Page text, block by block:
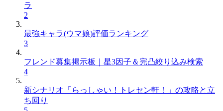
ラ
2
最強キャラ(ウマ娘)評価ランキング
3
フレンド募集掲示板｜星3因子＆完凸絞り込み検索
4
新シナリオ「らっしゃい！トレセン軒！」の攻略と立
ち回り